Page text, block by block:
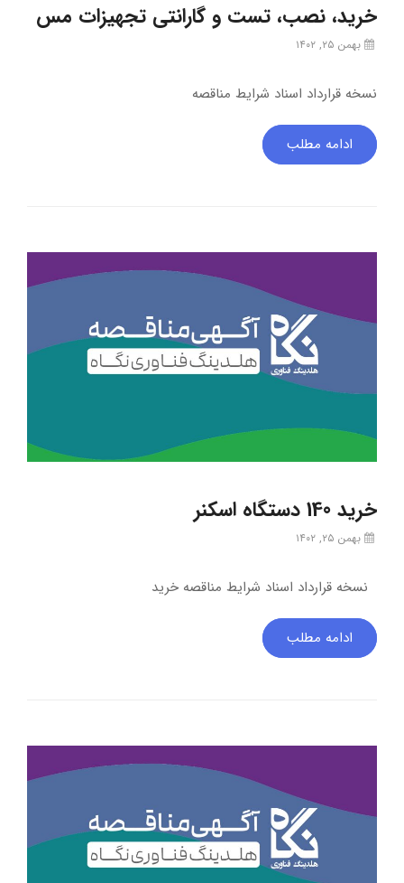
خرید، نصب، تست و گارانتی تجهیزات مس
بهمن ۲۵, ۱۴۰۲
نسخه قرارداد اسناد شرایط مناقصه
ادامه مطلب
خرید 140 دستگاه اسکنر
بهمن ۲۵, ۱۴۰۲
نسخه قرارداد اسناد شرایط مناقصه خرید
ادامه مطلب